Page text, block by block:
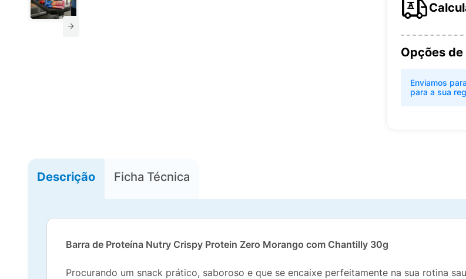
Opções
Enviamos
para a sua
Descrição Ficha Técnica
Barra de Proteína Nutry Crispy Protein Zero Morango com Chantilly 30g
Procurando um snack prático, saboroso e que se encaixe perfeitamente na sua rotina